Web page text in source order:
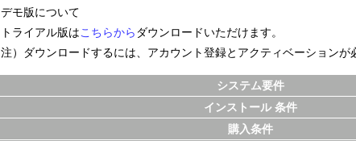
デモ版について
トライアル版はこちらから ダウンロードいただけます。
注）ダウンロードするには、アカウント登録とアクティベーションが
システム要件
インストール 条件
購入条件